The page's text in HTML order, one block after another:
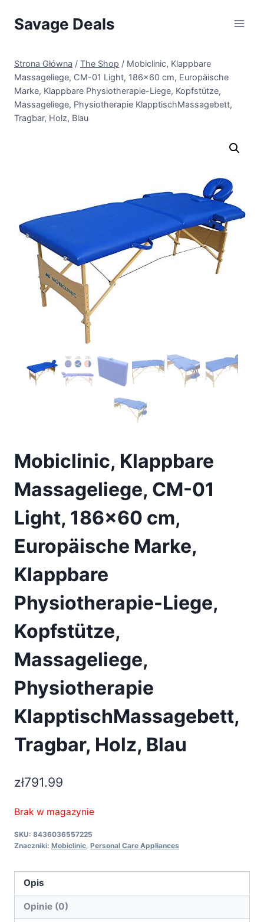
Savage Deals
Strona Główna / The Shop / Mobiclinic, Klappbare
Massageliege, CM-01 Light, 186×60 cm, Europäische
Marke, Klappbare Physiotherapie-Liege, Kopfstütze,
Massageliege, Physiotherapie KlapptischMassagebett,
Tragbar, Holz, Blau
Mobiclinic, Klappbare
Massageliege, CM-01
Light, 186×60 cm,
Europäische Marke,
Klappbare
Physiotherapie-Liege,
Kopfstütze,
Massageliege,
Physiotherapie
KlapptischMassagebett,
Tragbar, Holz, Blau
zł791.99
Brak w magazynie
SKU: 8436036557225
Znaczniki: Mobiclinic Personal Care Appliances
Opis
Opinie (0)